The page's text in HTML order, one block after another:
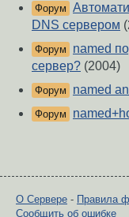
Форум
DNS сервером
Форум
named
сервер? (2004)
Форум named
Форум
О Сервере - Правила
Сообщить об ошибке